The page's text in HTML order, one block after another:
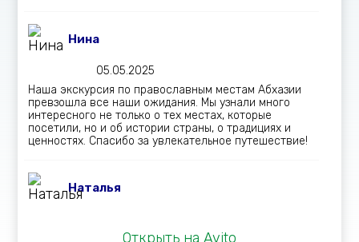
Нина
05.05.2025
Наша экскурсия по православным местам Абхазии
превзошла все наши ожидания. Мы узнали много
интересного не только о тех местах, которые
посетили, но и об истории страны, о традициях и
ценностях. Спасибо за увлекательное путешествие!
Наталья
Замечательная экскурсия с замечательным гидом,
Открыть на Avito